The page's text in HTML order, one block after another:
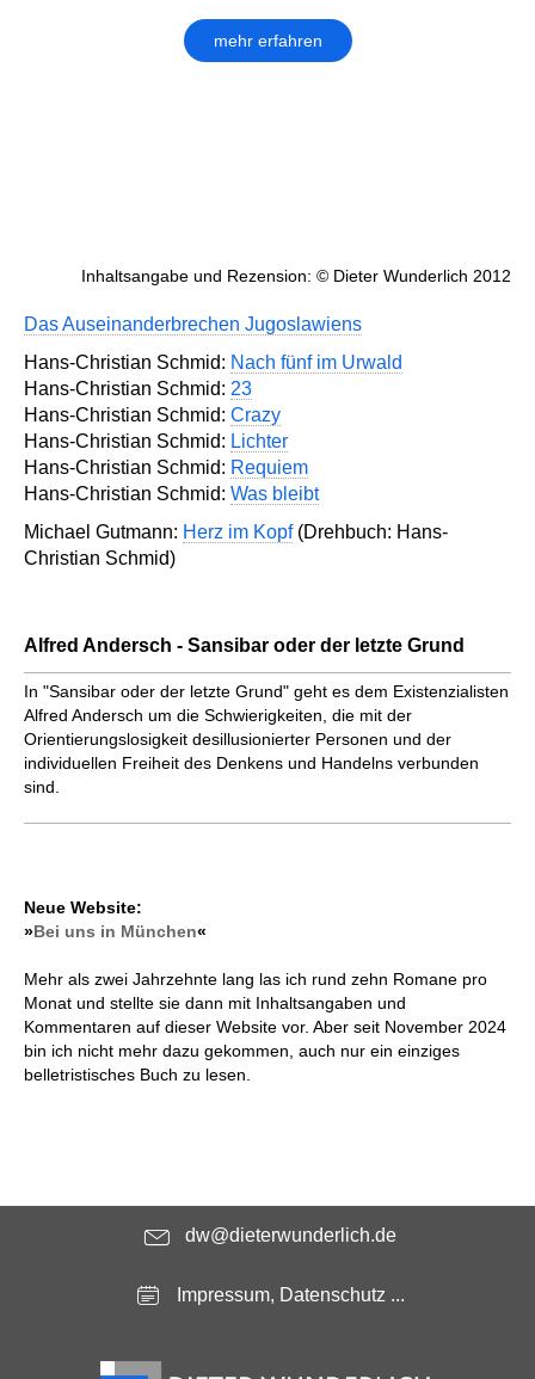
mehr erfahren
Inhaltsangabe und Rezension: © Dieter Wunderlich 2012
Das Auseinanderbrechen Jugoslawiens
Hans-Christian Schmid: Nach fünf im Urwald
Hans-Christian Schmid: 23
Hans-Christian Schmid: Crazy
Hans-Christian Schmid: Lichter
Hans-Christian Schmid: Requiem
Hans-Christian Schmid: Was bleibt
Michael Gutmann: Herz im Kopf(Drehbuch: Hans-
Christian Schmid)
Alfred Andersch - Sansibar oder der letzte Grund
In "Sansibar oder der letzte Grund" geht es dem Existenzialisten
Alfred Andersch um die Schwierigkeiten, die mit der
Orientierungslosigkeit desillusionierter Personen und der
individuellen Freiheit des Denkens und Handelns verbunden
sind.
Neue Website:
»Bei uns in München«
Mehr als zwei Jahrzehnte lang las ich rund zehn Romane pro
Monat und stellte sie dann mit Inhaltsangaben und
Kommentaren auf dieser Website vor. Aber seit November 2024
bin ich nicht mehr dazu gekommen, auch nur ein einziges
belletristisches Buch zu lesen.
dw@dieterwunderlich.de
Impressum, Datenschutz ...